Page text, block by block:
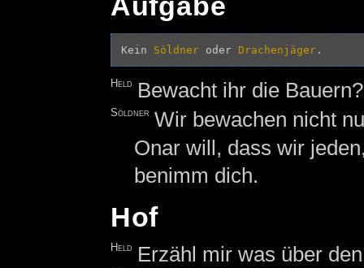
Aufgabe
Kein Söldner oder Drachenjäger
Held Bewacht ihr die Bauern?
Söldner Wir bewachen nicht
Onar will, dass wir
benimm dich.
Hof
Held Erzähl mir was über